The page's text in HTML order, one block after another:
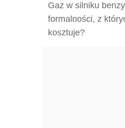
Gaz w silniku
formalności, z
kosztuje?